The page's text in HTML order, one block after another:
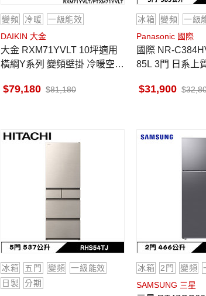
變頻 冷暖
一級能效
DAIKIN 大金
大金 RXM71YVLT 10坪適用
橫綱Y系列 變頻壁掛 冷暖空調
79,180 81,180
冰箱 變頻 一級
Panasonic 國際
國際 NR-C384HVL-N1 冰箱 3
85L 3門 日系上
31,900
冰箱 五門 變頻
一級能效
日製
分期
冰箱 2門 變頻
SAMSUNG 三星